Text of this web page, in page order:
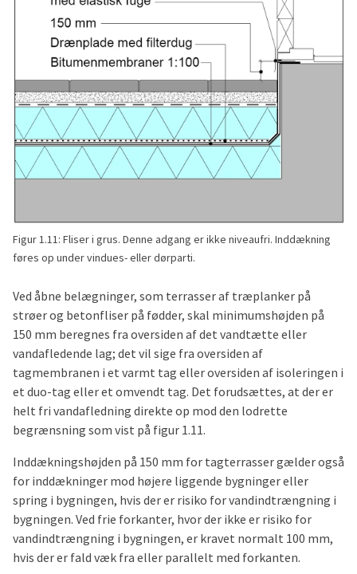
Figur 1.11: Fliser i grus. Denne adgang er ikke niveaufri. Inddækning
føres op under vindues- eller dørparti.
Ved åbne belægninger, som terrasser af træplanker på
strøer og betonfliser på fødder, skal minimumshøjden på
150 mm beregnes fra oversiden af det vandtætte eller
vandafledende lag; det vil sige fra oversiden af
tagmembranen i et varmt tag eller oversiden af isoleringen i
et duo-tag eller et omvendt tag. Det forudsættes, at der er
helt fri vandafledning direkte op mod den lodrette
begrænsning som vist på figur 1.11.
Inddækningshøjden på 150 mm for tagterrasser gælder også
for inddækninger mod højere liggende bygninger eller
spring i bygningen, hvis der er risiko for vandindtrængning i
bygningen. Ved frie forkanter, hvor der ikke er risiko for
vandindtrængning i bygningen, er kravet normalt 100 mm,
hvis der er fald væk fra eller parallelt med forkanten.